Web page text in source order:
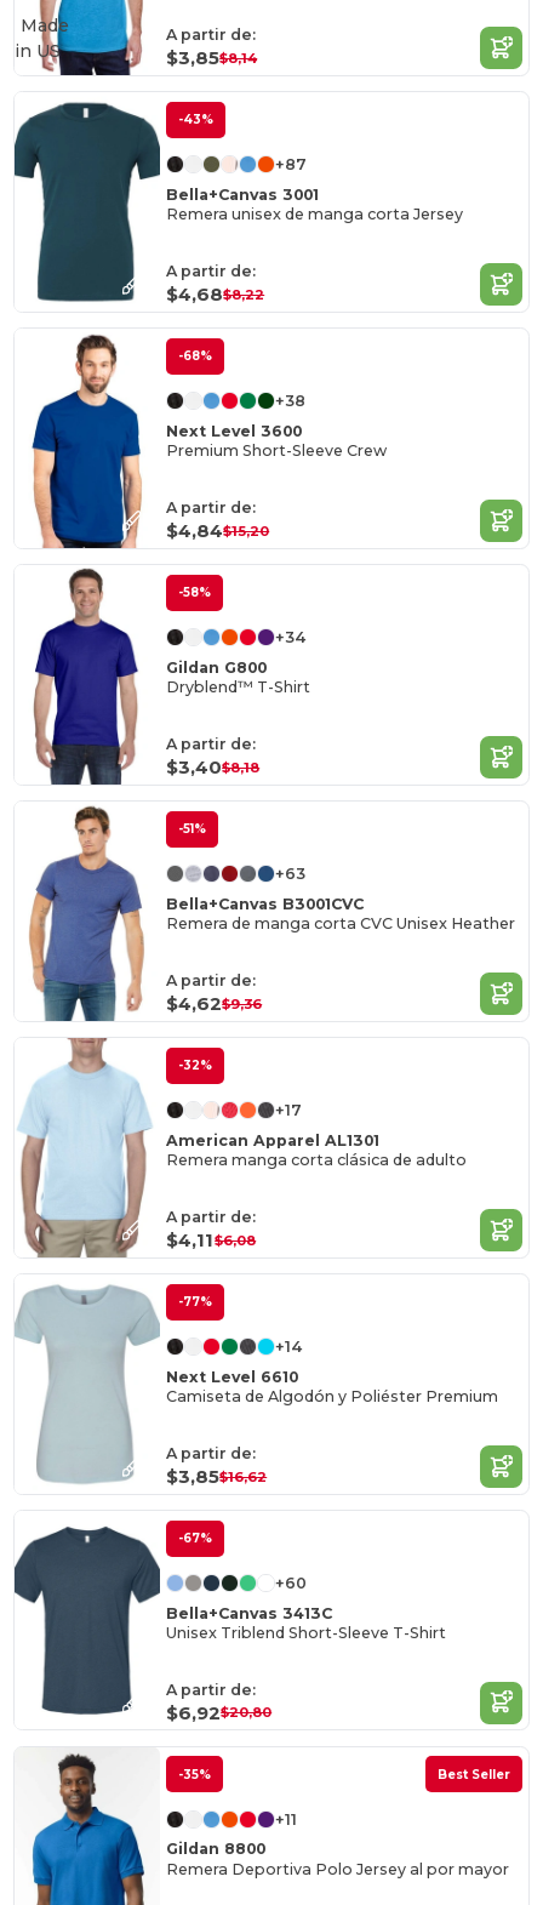
A partir de:
$3,85$8,14
Made
in US
-43%
+87
Bella+Canvas 3001
Remera unisex de manga corta Jersey
A partir de:
$4,68$8,22
-68%
+38
Next Level 3600
Premium Short-Sleeve Crew
A partir de:
$4,84$15,20
-58%
+34
Gildan G800
Dryblend™ T-Shirt
A partir de:
$3,40$8,18
-51%
+63
Bella+Canvas B3001CVC
Remera de manga corta CVC Unisex Heather
A partir de:
$4,62$9,36
-32%
+17
American Apparel AL1301
Remera manga corta clásica de adulto
A partir de:
$4,11$6,08
-77%
+14
Next Level 6610
Camiseta de Algodón y Poliéster Premium
A partir de:
$3,85$16,62
-67%
+60
Bella+Canvas 3413C
Unisex Triblend Short-Sleeve T-Shirt
A partir de:
$6,92$20,80
-35% Best Seller
+11
Gildan 8800
Remera Deportiva Polo Jersey al por mayor